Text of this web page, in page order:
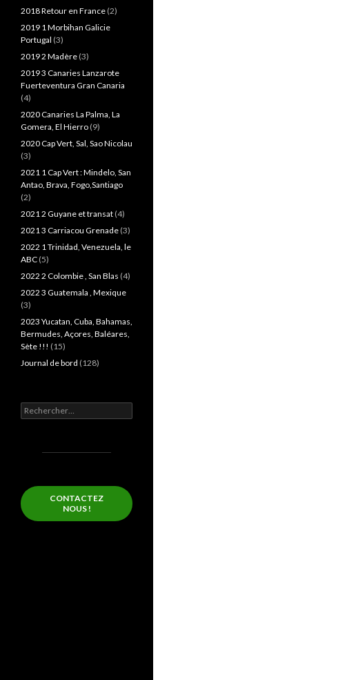
2018 Retour en France (2)
2019 1 Morbihan Galicie
Portugal (3)
2019 2 Madère (3)
2019 3 Canaries Lanzarote
Fuerteventura Gran Canaria
(4)
2020 Canaries La Palma, La
Gomera, El Hierro (9)
2020 Cap Vert, Sal, Sao Nicolau
(3)
2021 1 Cap Vert : Mindelo, San
Antao, Brava, Fogo,Santiago
(2)
2021 2 Guyane et transat (4)
2021 3 Carriacou Grenade (3)
2022 1 Trinidad, Venezuela, le
ABC (5)
2022 2 Colombie , San Blas (4)
2022 3 Guatemala , Mexique
(3)
2023 Yucatan, Cuba, Bahamas,
Bermudes, Açores, Baléares,
Sète !!! (15)
Journal de bord (128)
Rechercher :
CONTACTEZ
NOUS !